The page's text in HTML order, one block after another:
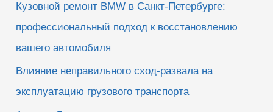
Кузовной ремонт BMW в Санкт-Петербурге:
профессиональный подход к восстановлению
вашего автомобиля
Влияние неправильного сход-развала на
эксплуатацию грузового транспорта